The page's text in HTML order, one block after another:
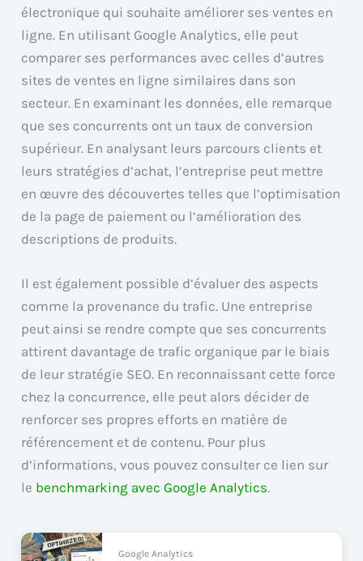
électronique qui souhaite améliorer ses ventes en
ligne. En utilisant Google Analytics, elle peut
comparer ses performances avec celles d’autres
sites de ventes en ligne similaires dans son
secteur. En examinant les données, elle remarque
que ses concurrents ont un taux de conversion
supérieur. En analysant leurs parcours clients et
leurs stratégies d’achat, l’entreprise peut mettre
en œuvre des découvertes telles que l’optimisation
de la page de paiement ou l’amélioration des
descriptions de produits.
Il est également possible d’évaluer des aspects
comme la provenance du trafic. Une entreprise
peut ainsi se rendre compte que ses concurrents
attirent davantage de trafic organique par le biais
de leur stratégie SEO. En reconnaissant cette force
chez la concurrence, elle peut alors décider de
renforcer ses propres efforts en matière de
référencement et de contenu. Pour plus
d’informations, vous pouvez consulter ce lien sur
le benchmarking avec Google Analytics.
Google Analytics